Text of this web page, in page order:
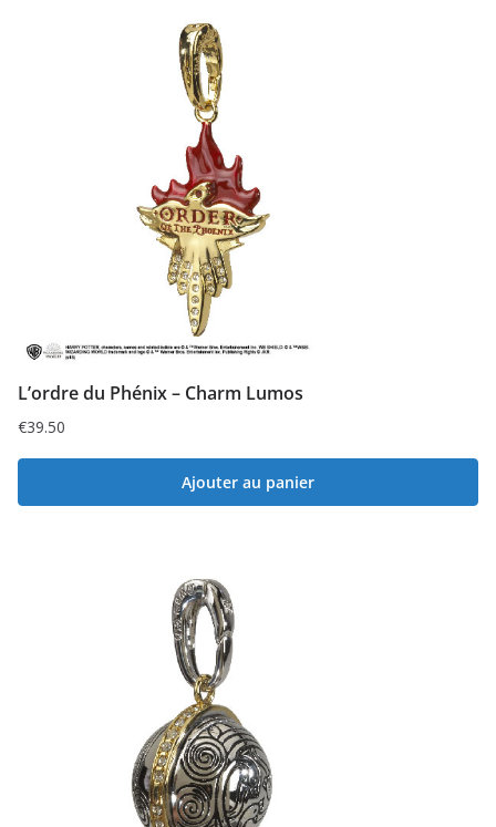
L’ordre du Phénix – Charm Lumos
€39.50
Ajouter au panier